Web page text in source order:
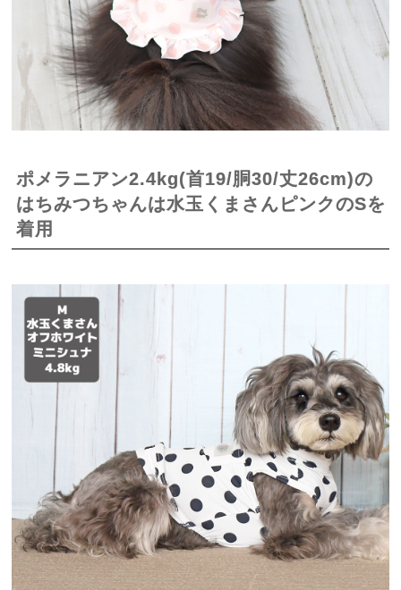
ポメラニアン2.4kg(首19/胴30/丈26cm)の
はちみつちゃんは水玉くまさんピンクのSを
着用